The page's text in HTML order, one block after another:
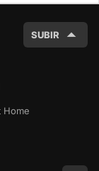
SUBIR
Home